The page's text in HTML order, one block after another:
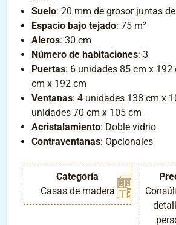
Suelo: 20 mm de grosor juntas
Espacio bajo tejado: 75 m²
Aleros: 30 cm
Número de habitaciones: 3
Puertas: 6 unidades 85 cm x 192
cm x 192 cm
Ventanas: 4 unidades 138 cm x
unidades 70 cm x 105 cm
Acristalamiento: Doble vidrio
Contraventanas: Opcionales
Categoría
Casas de madera